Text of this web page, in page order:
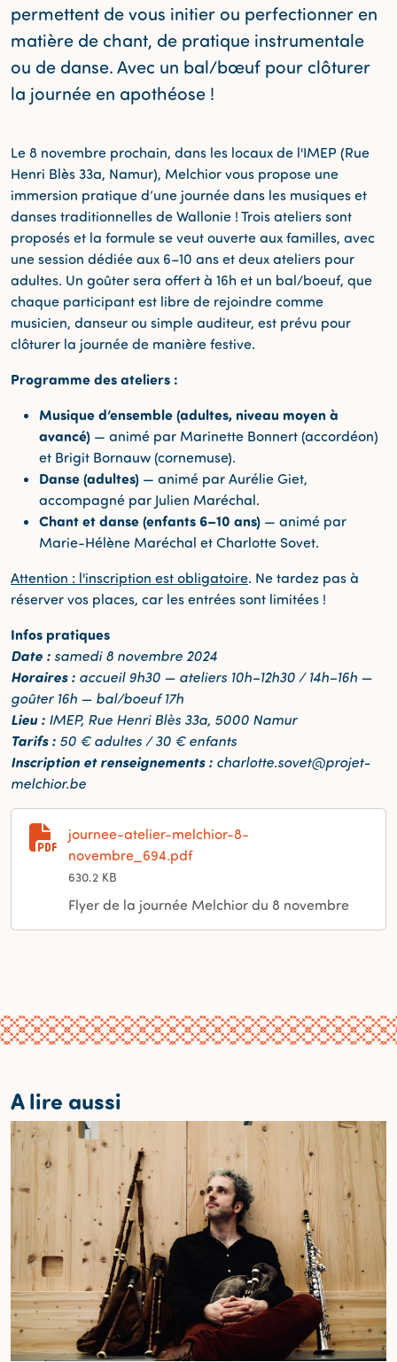
permettent de vous initier ou perfectionner en
matière de chant, de pratique instrumentale
ou de danse. Avec un bal/bœuf pour clôturer
la journée en apothéose !
Le 8 novembre prochain, dans les locaux de l'IMEP (Rue
Henri Blès 33a, Namur), Melchior vous propose une
immersion pratique d’une journée dans les musiques et
danses traditionnelles de Wallonie ! Trois ateliers sont
proposés et la formule se veut ouverte aux familles, avec
une session dédiée aux 6–10 ans et deux ateliers pour
adultes. Un goûter sera offert à 16h et un bal/boeuf, que
chaque participant est libre de rejoindre comme
musicien, danseur ou simple auditeur, est prévu pour
clôturer la journée de manière festive.
Programme des ateliers :
Musique d’ensemble (adultes, niveau moyen à
avancé) — animé par Marinette Bonnert (accordéon)
et Brigit Bornauw (cornemuse).
Danse (adultes) — animé par Aurélie Giet,
accompagné par Julien Maréchal.
Chant et danse (enfants 6–10 ans) — animé par
Marie-Hélène Maréchal et Charlotte Sovet.
Attention : l'inscription est obligatoire. Ne tardez pas à
réserver vos places, car les entrées sont limitées !
Infos pratiques
Date : samedi 8 novembre 2024
Horaires : accueil 9h30 — ateliers 10h–12h30 / 14h–16h —
goûter 16h — bal/boeuf 17h
Lieu : IMEP, Rue Henri Blès 33a, 5000 Namur
Tarifs : 50 € adultes / 30 € enfants
Inscription et renseignements : charlotte.sovet@projet-
melchior.be
journee-atelier-melchior-8-
novembre_694.pdf
630.2 KB
Flyer de la journée Melchior du 8 novembre
A lire aussi